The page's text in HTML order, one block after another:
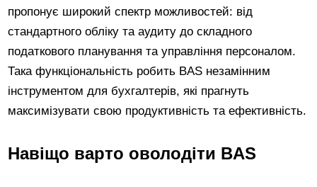
пропонує широкий спектр можливостей: від
стандартного обліку та аудиту до складного
податкового планування та управління персоналом.
Така функціональність робить BAS незамінним
інструментом для бухгалтерів, які прагнуть
максимізувати свою продуктивність та ефективність.
Навіщо варто оволодіти BAS